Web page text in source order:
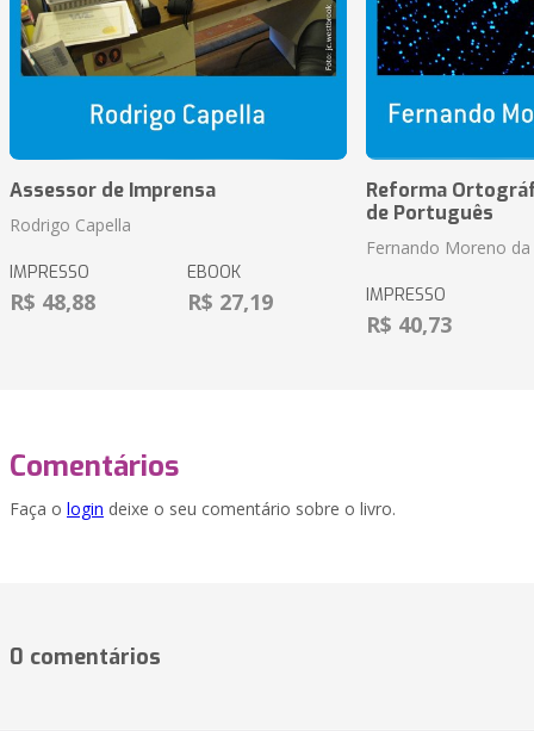
Assessor de Imprensa
Rodrigo Capella
IMPRESSO
R$ 48,88
EBOOK
R$ 27,19
Reforma
de Português
Fernando Moreno da
IMPRESSO
R$ 40,73
Comentários
Faça o login deixe o seu comentário sobre o livro.
0 comentários